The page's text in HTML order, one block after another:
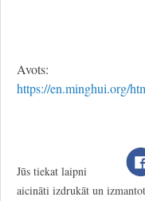
Avots:
https://en.minghui.org/
Jūs tiekat laipni
aicināti izdrukāt un